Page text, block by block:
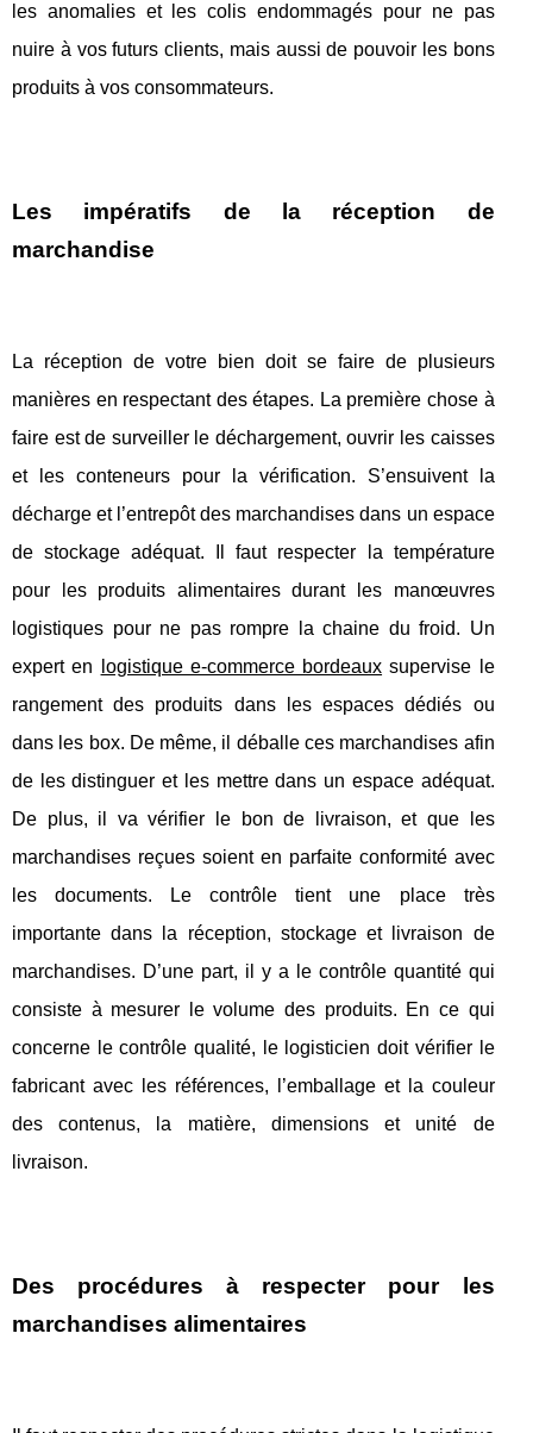
les anomalies et les colis endommagés pour ne pas
nuire à vos futurs clients, mais aussi de pouvoir les bons
produits à vos consommateurs.
Les impératifs de la réception de
marchandise
La réception de votre bien doit se faire de plusieurs
manières en respectant des étapes. La première chose à
faire est de surveiller le déchargement, ouvrir les caisses
et les conteneurs pour la vérification. S’ensuivent la
décharge et l’entrepôt des marchandises dans un espace
de stockage adéquat. Il faut respecter la température
pour les produits alimentaires durant les manœuvres
logistiques pour ne pas rompre la chaine du froid. Un
expert en
logistique e-commerce bordeaux supervise le
rangement des produits dans les espaces dédiés ou
dans les box. De même, il déballe ces marchandises afin
de les distinguer et les mettre dans un espace adéquat.
De plus, il va vérifier le bon de livraison, et que les
marchandises reçues soient en parfaite conformité avec
les documents. Le contrôle tient une place très
importante dans la réception, stockage et livraison de
marchandises. D’une part, il y a le contrôle quantité qui
consiste à mesurer le volume des produits. En ce qui
concerne le contrôle qualité, le logisticien doit vérifier le
fabricant avec les références, l’emballage et la couleur
des contenus, la matière, dimensions et unité de
livraison.
Des procédures à respecter pour les
marchandises alimentaires